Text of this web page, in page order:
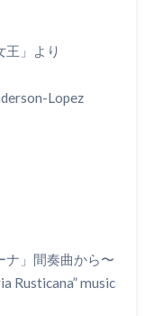
」より
Lopez
ナ」間奏曲から〜
Rusticana” music